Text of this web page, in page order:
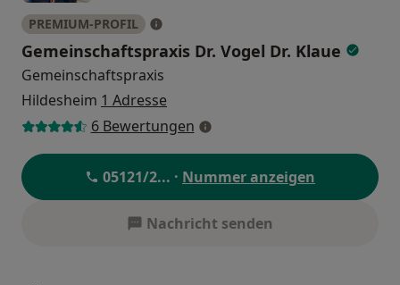
PREMIUM-PROFIL
Gemeinschaftspraxis Dr. Vogel Dr. Klaue
Gemeinschaftspraxis
Hildesheim 1 Adresse
6 Bewertungen
05121/2... · Nummer anzeigen
Nachricht senden